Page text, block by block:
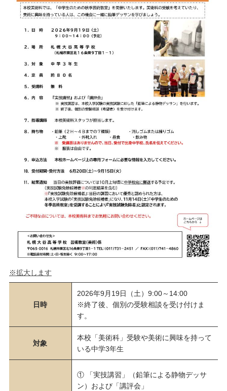
※拡大します
日時
2026年9月19日（土）9:00～14:00
※終了後、個別の受験相談を受け付けま
す。
対象
本校「美術科」受験や美術に興味を持って
いる中学3年生
① 「実技講習」（鉛筆による静物デッサ
ン）および「講評会」